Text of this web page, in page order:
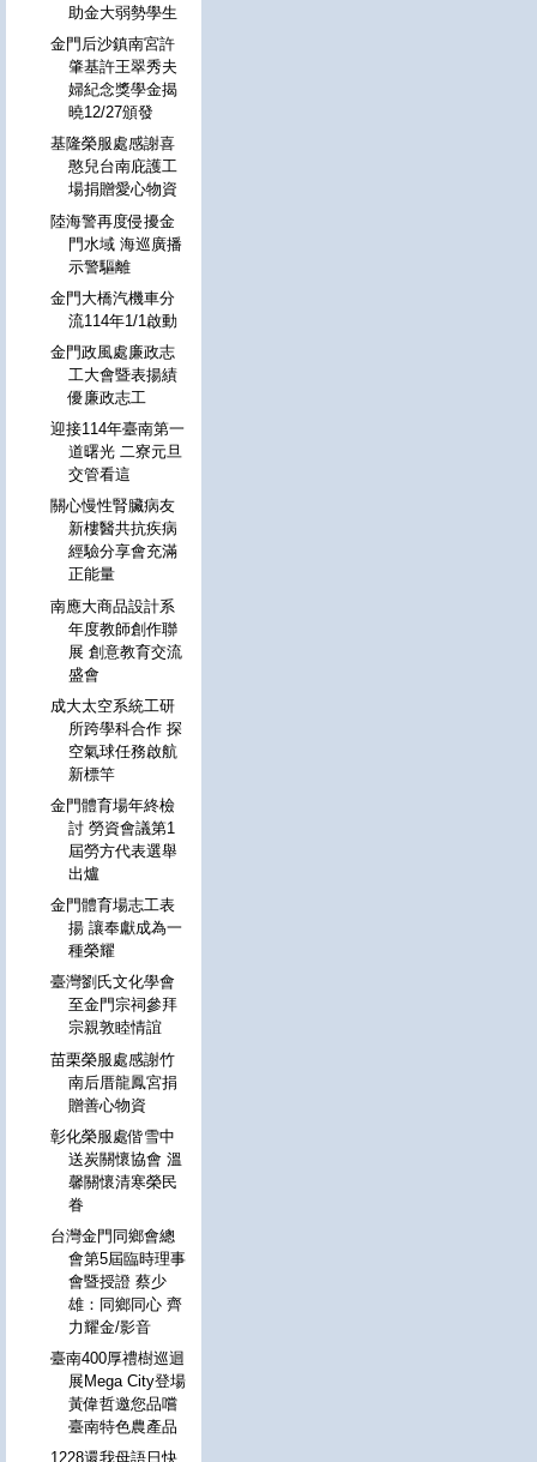
助金大弱勢學生
金門后沙鎮南宮許
肇基許王翠秀夫
婦紀念獎學金揭
曉12/27頒發
基隆榮服處感謝喜
憨兒台南庇護工
場捐贈愛心物資
陸海警再度侵擾金
門水域 海巡廣播
示警驅離
金門大橋汽機車分
流114年1/1啟動
金門政風處廉政志
工大會暨表揚績
優廉政志工
迎接114年臺南第一
道曙光 二寮元旦
交管看這
關心慢性腎臟病友
新樓醫共抗疾病
經驗分享會充滿
正能量
南應大商品設計系
年度教師創作聯
展 創意教育交流
盛會
成大太空系統工研
所跨學科合作 探
空氣球任務啟航
新標竿
金門體育場年終檢
討 勞資會議第1
屆勞方代表選舉
出爐
金門體育場志工表
揚 讓奉獻成為一
種榮耀
臺灣劉氏文化學會
至金門宗祠參拜
宗親敦睦情誼
苗栗榮服處感謝竹
南后厝龍鳳宮捐
贈善心物資
彰化榮服處偕雪中
送炭關懷協會 溫
馨關懷清寒榮民
眷
台灣金門同鄉會總
會第5屆臨時理事
會暨授證 蔡少
雄：同鄉同心 齊
力耀金/影音
臺南400厚禮樹巡迴
展Mega City登場
黃偉哲邀您品嚐
臺南特色農產品
1228還我母語日快